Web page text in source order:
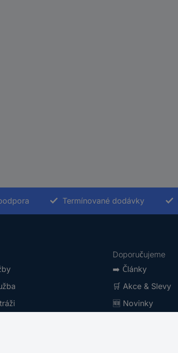
Termínované dodávky
Doporučujeme
➡️ Články
🛒 Akce & Slevy
🆕 Novinky